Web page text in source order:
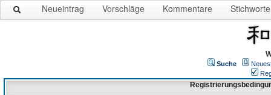
Neueintrag Vorschläge Kommentare Stichworte
Suche